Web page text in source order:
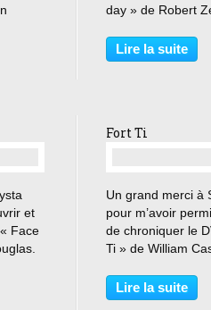
day » de Robert
Presley ! Ces
effet remarquable
Lire la suite
et
Face
Fort Ti
Un grand merci à
pour m’avoir
de chroniquer le
Ti » de William
personne ne les
les instruments
Lire la suite